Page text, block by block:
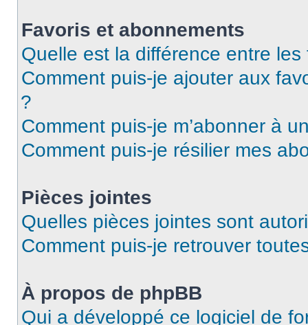
Favoris et abonnements
Quelle est la différence entre
Comment puis-je ajouter aux
?
Comment puis-je m’abonner à
Comment puis-je résilier mes
Pièces jointes
Quelles pièces jointes sont
Comment puis-je retrouver
À propos de phpBB
Qui a développé ce logiciel de